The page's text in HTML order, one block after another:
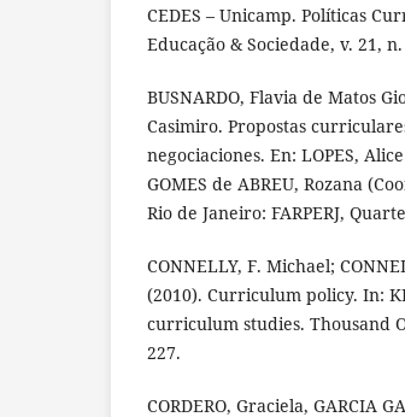
CEDES – Unicamp. Políticas
Educação & Sociedade, v. 21,
BUSNARDO, Flavia de Matos
Casimiro. Propostas
negociaciones. En: LOPES,
GOMES de ABREU, Rozana
Rio de Janeiro: FARPERJ,
CONNELLY, F. Michael;
(2010). Curriculum policy. In:
curriculum studies. Thousand
227.
CORDERO, Graciela, GARCIA